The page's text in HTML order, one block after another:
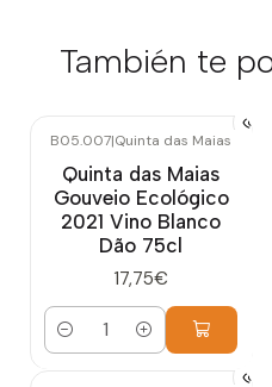
También te
B05.007|Quinta das Maias
Quinta das Maias
Gouveio Ecológico
2021 Vino Blanco
Dão 75cl
17,75€
Cantidad